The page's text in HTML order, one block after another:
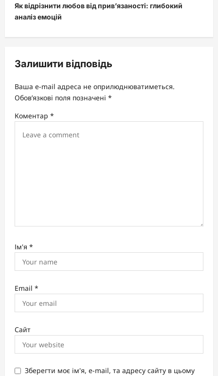
n
a
v
g
a
t
i
Як відрізнити любов від прив’язаності: глибокий
аналіз емоцій
Залишити відповідь
Ваша e-mail адреса не оприлюднюватиметься.
Обов’язкові поля позначені *
Коментар *
Ім'я *
Email *
Сайт
Зберегти моє ім'я, e-mail, та адресу сайту в цьому